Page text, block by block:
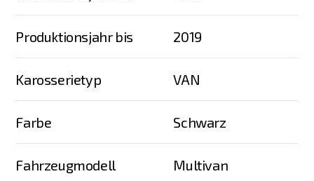
Produktionsjahr bis 2019
Karosserietyp VAN
Farbe Schwarz
Fahrzeugmodell Multivan